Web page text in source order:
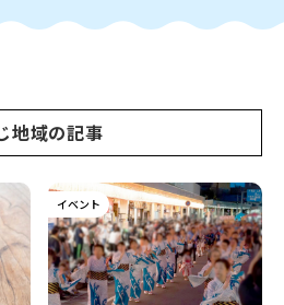
地域の記事
イベント